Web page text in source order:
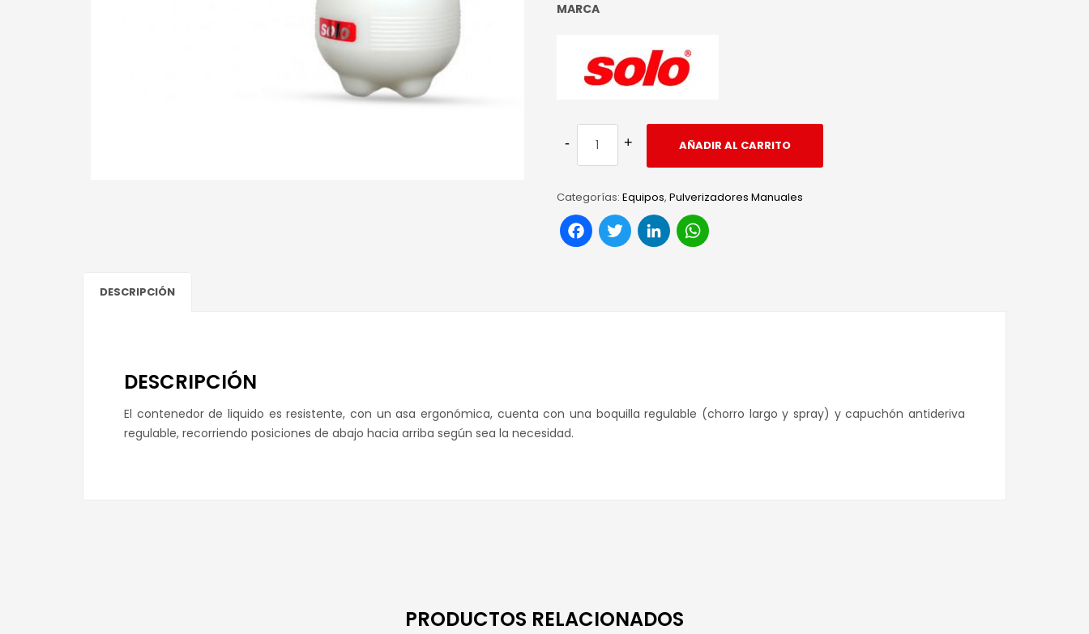
MARCA
AÑADIR AL CARRITO
Categorías: Equipos, Pulverizadores Manuales
Facebook
TwitterLinkedIn
DESCRIPCIÓN
DESCRIPCIÓN
El contenedor de liquido es resistente, con un asa ergonómica, cuenta con una boquilla regulable (chorro largo y spray) y capuchón antideriva
regulable, recorriendo posiciones de abajo hacia arriba según sea la necesidad.
PRODUCTOS RELACIONADOS